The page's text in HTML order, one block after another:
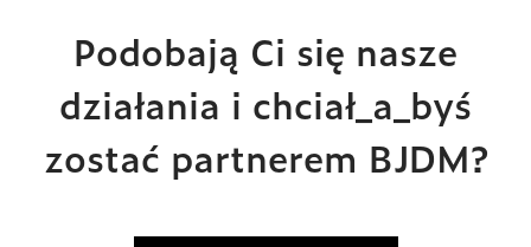
Podobają Ci się nasze
działania i chciał_a_byś
zostać partnerem BJDM?